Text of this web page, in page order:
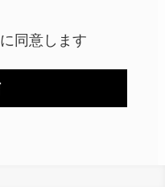
に同意します